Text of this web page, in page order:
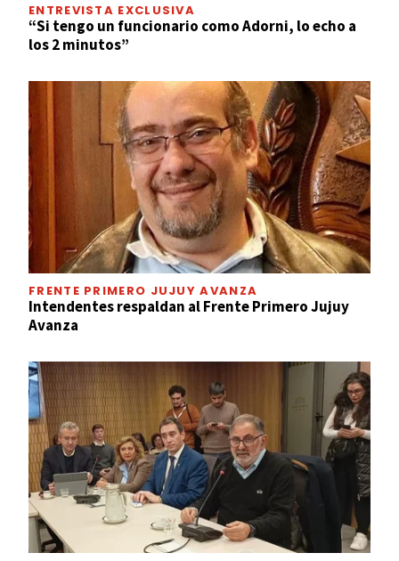
ENTREVISTA EXCLUSIVA
“Si tengo un funcionario como Adorni, lo echo a
los 2 minutos”
FRENTE PRIMERO JUJUY AVANZA
Intendentes respaldan al Frente Primero Jujuy
Avanza